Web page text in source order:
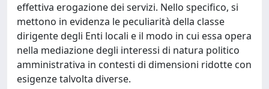
effettiva erogazione dei servizi. Nello specifico, si
mettono in evidenza le peculiarità della classe
dirigente degli Enti locali e il modo in cui essa opera
nella mediazione degli interessi di natura politico
amministrativa in contesti di dimensioni ridotte con
esigenze talvolta diverse.